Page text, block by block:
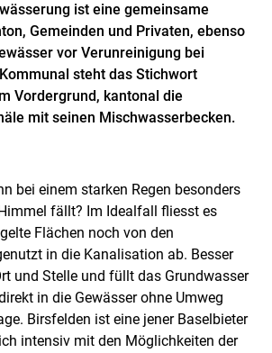
ist eine gemeinsame
Gemeinden und Privaten, ebenso
vor Verunreinigung bei
steht das Stichwort
Vordergrund, kantonal die
mit seinen Mischwasserbecken.
bei einem starken Regen besonders
fällt? Im Idealfall fliesst es
Flächen noch von den
in die Kanalisation ab. Besser
und Stelle und füllt das Grundwasser
in die Gewässer ohne Umweg
Birsfelden ist eine jener Baselbieter
intensiv mit den Möglichkeiten der